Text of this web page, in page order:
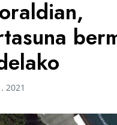
2021